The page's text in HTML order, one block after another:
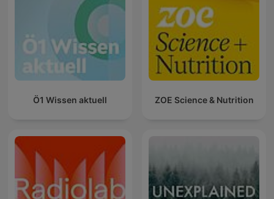
Ö1 Wissen aktuell ZOE Science & Nutrition